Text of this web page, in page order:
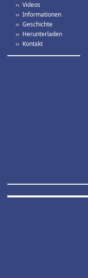
›› Videos
›› Informationen
›› Geschichte
›› Herunterladen
›› Kontakt